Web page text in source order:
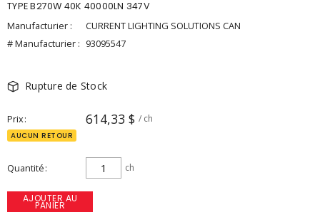
TYPE B270W 40K 40000LN 347V
Manufacturier :
CURRENT LIGHTING SOLUTIONS CAN
# Manufacturier : 93095547
Rupture de Stock
Prix 614,33 $ / ch
AUCUN RETOUR
Quantité ch
AJOUTER AU
PANIER